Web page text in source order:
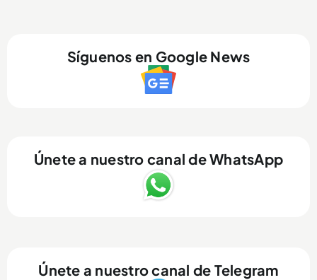
Síguenos en Google News
Únete a nuestro canal de WhatsApp
Únete a nuestro canal de Telegram